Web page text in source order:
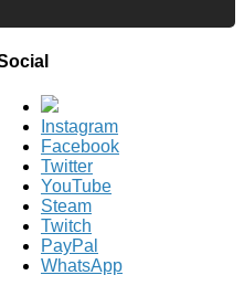
Instagram
Facebook
Twitter
YouTube
Steam
Twitch
PayPal
WhatsApp